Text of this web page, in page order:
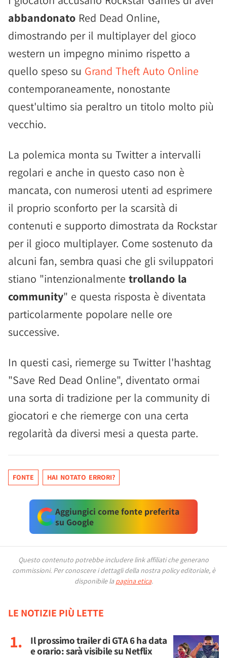
abbandonato Red Dead Online,
dimostrando per il multiplayer del gioco
western un impegno minimo rispetto a
quello speso su Grand Theft Auto Online
contemporaneamente, nonostante
quest'ultimo sia peraltro un titolo molto più
vecchio.
La polemica monta su Twitter a intervalli
regolari e anche in questo caso non è
mancata, con numerosi utenti ad esprimere
il proprio sconforto per la scarsità di
contenuti e supporto dimostrata da Rockstar
per il gioco multiplayer. Come sostenuto da
alcuni fan, sembra quasi che gli sviluppatori
stiano "intenzionalmente trollando la
community" e questa risposta è diventata
particolarmente popolare nelle ore
successive.
In questi casi, riemerge su Twitter l'hashtag
"Save Red Dead Online", diventato ormai
una sorta di tradizione per la community di
giocatori e che riemerge con una certa
regolarità da diversi mesi a questa parte.
FONTE HAI NOTATO ERRORI?
Aggiungici come fonte preferita
su Google
Questo contenuto potrebbe includere link affiliati che generano
commissioni. Per conoscere i dettagli della nostra policy editoriale, è
disponibile la pagina etica.
LE NOTIZIE PIÙ LETTE
Il prossimo trailer di GTA 6 ha data
e orario: sarà visibile su Netflix